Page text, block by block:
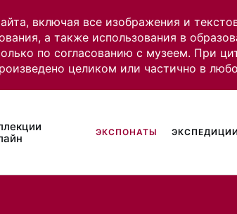
включая все изображения и
а также использования в
по согласованию с музеем. При
целиком или частично в
ЭКСПОНАТЫ ЭКСПЕДИЦИИ